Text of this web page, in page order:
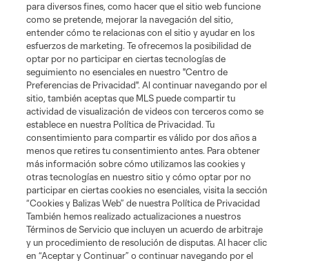
Términos de servicio Política de privacidad
No vender mi información
Cookies Settings
©2026 MLS. El nombre y escudo de la Major League Soccer y MLS son
marcas registradas de League Soccer, L.L.C. (“MLS”). Los nombres y logos
de los equipos de la MLS están registrados y son marcas bajo ley común
de la MLS o son usadas con el permiso de sus propietarios. Uso
desautorizado está prohibido.
para diversos fines, como hacer que el sitio web funcione
como se pretende, mejorar la navegación del sitio,
entender cómo te relacionas con el sitio y ayudar en los
esfuerzos de marketing. Te ofrecemos la posibilidad de
optar por no participar en ciertas tecnologías de
seguimiento no esenciales en nuestro "Centro de
Preferencias de Privacidad". Al continuar navegando por el
sitio, también aceptas que MLS puede compartir tu
actividad de visualización de videos con terceros como se
establece en nuestra Política de Privacidad. Tu
consentimiento para compartir es válido por dos años a
menos que retires tu consentimiento antes. Para obtener
más información sobre cómo utilizamos las cookies y
otras tecnologías en nuestro sitio y cómo optar por no
participar en ciertas cookies no esenciales, visita la sección
“Cookies y Balizas Web” de nuestra Política de Privacidad
También hemos realizado actualizaciones a nuestros
Términos de Servicio que incluyen un acuerdo de arbitraje
y un procedimiento de resolución de disputas. Al hacer clic
en “Aceptar y Continuar” o continuar navegando por el